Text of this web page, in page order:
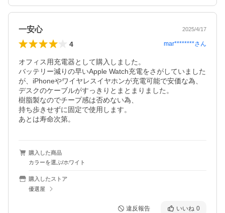
一安心 2025/4/17
4 mar********さん
オフィス用充電器として購入しました。
バッテリー減りの早いApple Watch充電をさがしていました
が、iPhoneやワイヤレスイヤホンが充電可能で安価な為、
デスクのケーブルがすっきりとまとまりました。
樹脂製なのでチープ感は否めない為、
持ち歩きせずに固定で使用します。
あとは寿命次第。
購入した商品
カラーを選ぶ/ホワイト
購入したストア
優選屋
違反報告 いいね 0